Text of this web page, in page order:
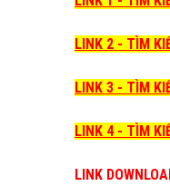
LINK 2 - TÌM
LINK 3 - TÌM
LINK 4 - TÌM
LINK